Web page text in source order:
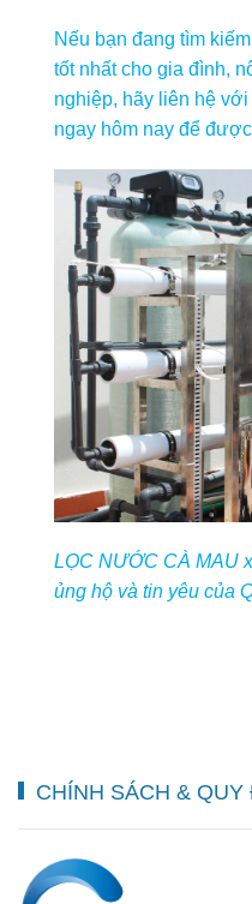
Nếu bạn đang tìm
tốt nhất cho gia đình,
nghiệp, hãy liên hệ
ngay hôm nay để
LỌC NƯỚC CÀ MAU
ủng hộ và tin yêu của
CHÍNH SÁCH & QUY